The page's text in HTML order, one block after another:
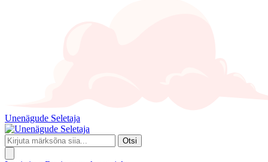
Unenägude Seletaja
Otsi